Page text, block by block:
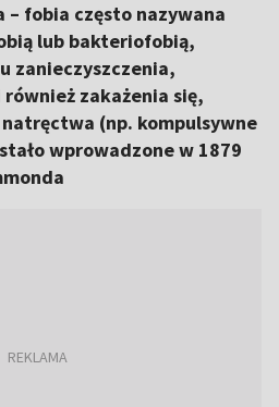
– fobia często nazywana
lub bakteriofobią,
zanieczyszczenia,
zakażenia się,
(np. kompulsywne
wprowadzone w 1879